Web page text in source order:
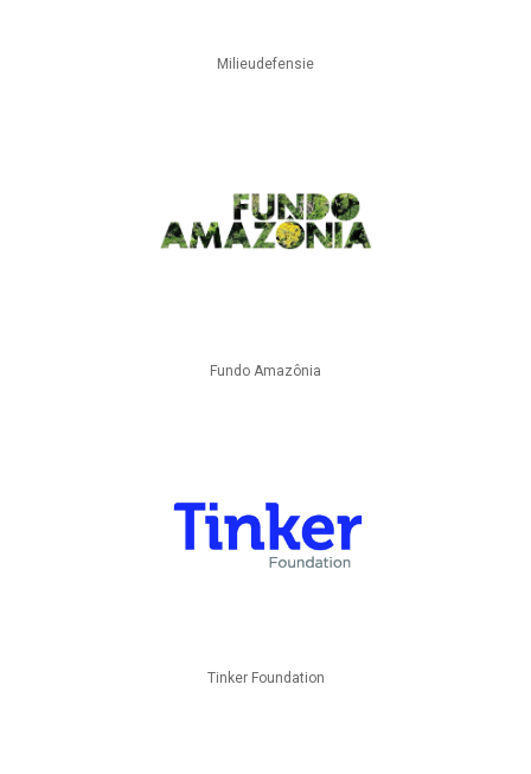
Milieudefensie
Fundo Amazônia
Tinker Foundation